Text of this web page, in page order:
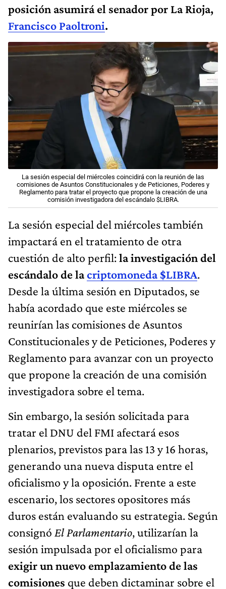
posición asumirá el senador por La Rioja,
Francisco Paoltroni.
La sesión especial del miércoles coincidirá con la reunión de las
comisiones de Asuntos Constitucionales y de Peticiones, Poderes y
Reglamento para tratar el proyecto que propone la creación de una
comisión investigadora del escándalo $LIBRA.
La sesión especial del miércoles también
impactará en el tratamiento de otra
cuestión de alto perfil:la investigación del
escándalo de lacriptomoneda $LIBRA.
Desde la última sesión en Diputados, se
había acordado que este miércoles se
reunirían las comisiones de Asuntos
Constitucionales y de Peticiones, Poderes y
Reglamento para avanzar con un proyecto
que propone la creación de una comisión
investigadora sobre el tema.
Sin embargo, la sesión solicitada para
tratar el DNU del FMI afectará esos
plenarios, previstos para las 13 y 16 horas,
generando una nueva disputa entre el
oficialismo y la oposición. Frente a este
escenario, los sectores opositores más
duros están evaluando su estrategia. Según
consignó El Parlamentario, utilizarían la
sesión impulsada por el oficialismo para
exigir un nuevo emplazamiento de las
comisiones que deben dictaminar sobre el